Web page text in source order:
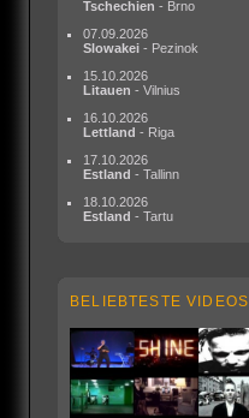
Tschechien - Brno
07.09.2026
Slowakei - Pezinok
15.10.2026
Litauen - Vilnius
16.10.2026
Lettland - Riga
17.10.2026
Estland - Tallinn
18.10.2026
Estland - Tartu
BELIEBTESTE VIDEOS